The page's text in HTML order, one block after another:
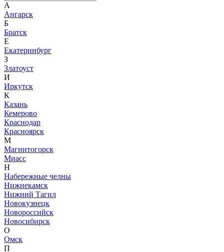
А
Ангарск
Б
Братск
Е
Екатеринбург
З
Златоуст
И
Иркутск
К
Казань
Кемерово
Краснодар
Красноярск
М
Магнитогорск
Миасс
Н
Набережные челны
Нижнекамск
Нижний Тагил
Новокузнецк
Новороссийск
Новосибирск
О
Омск
П